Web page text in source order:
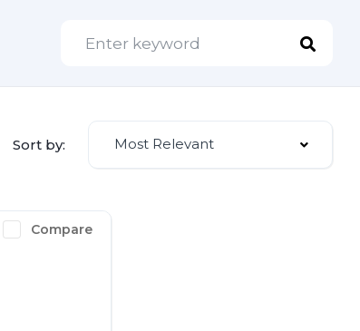
Sort by: Most Relevant
Compare